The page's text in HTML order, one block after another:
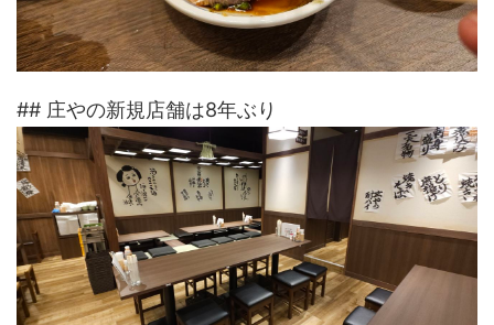
## 庄やの新規店舗は8年ぶり